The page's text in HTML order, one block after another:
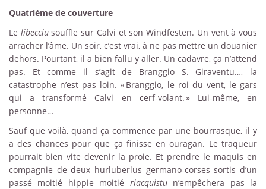
Quatrième de couverture
Le libecciusouffle sur Calvi et son Windfesten. Un vent à vous
arracher l’âme. Un soir, c’est vrai, à ne pas mettre un douanier
dehors. Pourtant, il a bien fallu y aller. Un cadavre, ça n’attend
pas. Et comme il s’agit de Branggio S. Giraventu…, la
catastrophe n’est pas loin. « Branggio, le roi du vent, le gars
qui a transformé Calvi en cerf-volant. » Lui-même, en
personne…
Sauf que voilà, quand ça commence par une bourrasque, il y
a des chances pour que ça finisse en ouragan. Le traqueur
pourrait bien vite devenir la proie. Et prendre le maquis en
compagnie de deux hurluberlus germano-corses sortis d’un
passé moitié hippie moitié riacquistun’empêchera pas la